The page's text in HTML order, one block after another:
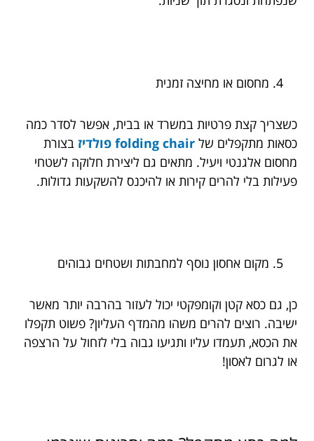
מחסום או מחיצה זמנית
כשצריך קצת פרטיות במשרד או בבית, אפשר לסדר כמה
כסאות מתקפלים של folding chair פולדיז
בצורת
מחסום אלגנטי ויעיל. מתאים גם ליצירת חלוקה לשטחי
פעילות בלי להרים קירות או להיכנס להשקעות גדולות.
מקום אחסון נוסף למחבתות ושטחים גבוהים
כן, גם כסא קטן וקומפקטי יכול לעזור בהרבה יותר מאשר
ישיבה. רוצים להרים משהו מהמדף העליון? פשוט תקפלו
את הכסא, תעמדו עליו ותגיעו גבוה בלי לזחול על הרצפה
או לגרום לאסון!